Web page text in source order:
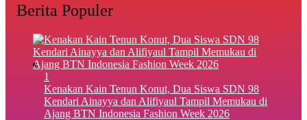
Berita Populer
1
‎Kenakan Kain Tenun Konut, Dua Siswa SDN 98
Kendari Ainayya dan Alifiyaul Tampil Memukau di
Ajang BTN Indonesia Fashion Week 2026